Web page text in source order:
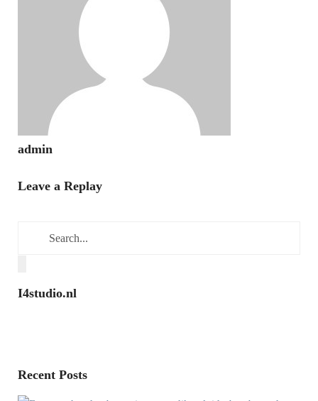
admin
Leave a Replay
I4studio.nl
Recent Posts